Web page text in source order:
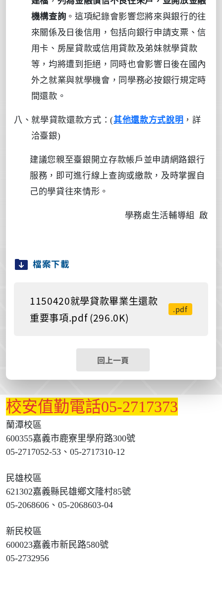
機構查詢 。這項紀錄會影響您將來與銀行的往
來關係及 日後信用，包括向銀行申請支票、信
用卡、房屋貸款或信用貸款及弟妹就學貸款
等，均將遭到拒絕，同時也會影響日後在國內
外之就業與就學機會，同學務必按銀行規定時
間還款。
八、就學貸款還款方式：(其他還款方式說明 ，詳
洽臺銀)
建議您親至臺銀開立存款帳戶並申請網路銀行
服務，即可進行線上查詢或繳款，及時掌握自
己的學貸往來情形。
學務處生活輔導組 啟
檔案下載
1150420就學貸款畢業生還款
重要事項.pdf (296.0K)
.pdf
回上一頁
校安值勤電話05-2717373
蘭潭校區
600355嘉義市鹿寮里學府路300號
05-2717052-53、05-2717310-12
民雄校區
621302嘉義縣民雄鄉文隆村85號
05-2068606、05-2068603-04
新民校區
600023嘉義市新民路580號
05-2732956